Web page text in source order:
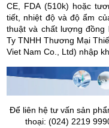
CE, FDA (510k) hoặc
tiết, nhiệt độ và độ ẩm
thuật và chất lượng
Ty TNHH Thương Mại
Viet Nam Co., Ltd) nhập
Để liên hệ tư vấn sản
thoại: (024) 2219